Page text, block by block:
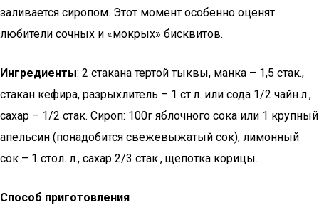
заливается сиропом. Этот момент особенно оценят
любители сочных и «мокрых» бисквитов.
Ингредиенты: 2 стакана тертой тыквы, манка – 1,5 стак.,
стакан кефира, разрыхлитель – 1 ст.л. или сода 1/2 чайн.л.,
сахар – 1/2 стак. Сироп: 100г яблочного сока или 1 крупный
апельсин (понадобится свежевыжатый сок), лимонный
сок – 1 стол. л., сахар 2/3 стак., щепотка корицы.
Способ приготовления